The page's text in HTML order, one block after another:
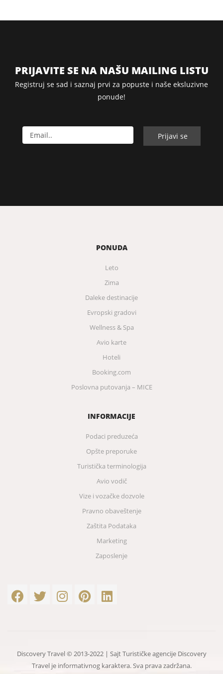
PRIJAVITE SE NA NAŠU MAILING LISTU
Registruj se sad i saznaj prvi za popuste i naše eksluzivne
ponude!
PONUDA
Leto
Zima
Daleke destinacije
Evropski gradovi
Wellness & Spa
Avio karte
Hoteli
Booking.com
Poslovna putovanja – MICE
INFORMACIJE
Podaci preduzeća
Opšte preporuke
Turistička terminologija
Avio vodič
Vize i vozačke dozvole
Pravno obaveštenje
Zaštita Podataka
Marketing
Zaposlenje
Discovery Travel © 2013-2022 | Sajt Turističke agencije Discovery
Travel je informativnog karaktera. Sva prava zadržana.